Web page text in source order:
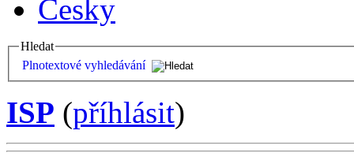
Česky
Hledat
Plnotextové vyhledávání
ISP (příhlásit)